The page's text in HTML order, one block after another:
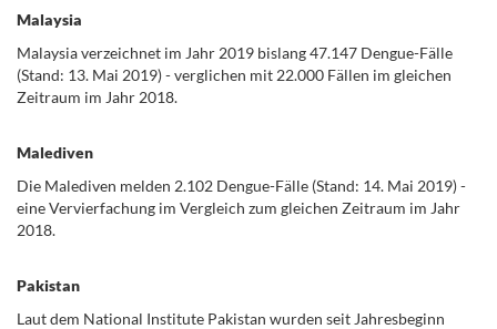
Malaysia
Malaysia verzeichnet im Jahr 2019 bislang 47.147 Dengue-Fälle
(Stand: 13. Mai 2019) - verglichen mit 22.000 Fällen im gleichen
Zeitraum im Jahr 2018.
Malediven
Die Malediven melden 2.102 Dengue-Fälle (Stand: 14. Mai 2019) -
eine Vervierfachung im Vergleich zum gleichen Zeitraum im Jahr
2018.
Pakistan
Laut dem National Institute Pakistan wurden seit Jahresbeginn